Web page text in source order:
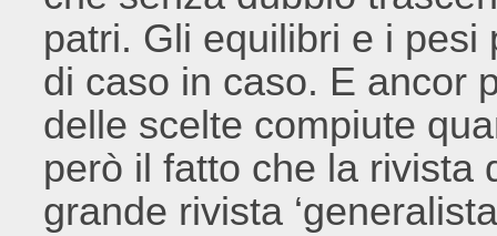
patri. Gli equilibri e i
di caso in caso. E ancor
delle scelte compiute
però il fatto che la rivista
grande rivista